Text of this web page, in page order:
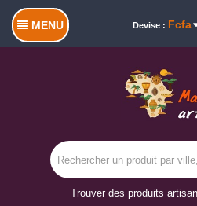
MENU Devise : Fcfa
Trouver des produits